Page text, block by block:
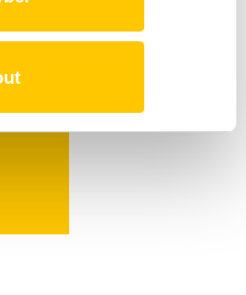
наобробку моїх